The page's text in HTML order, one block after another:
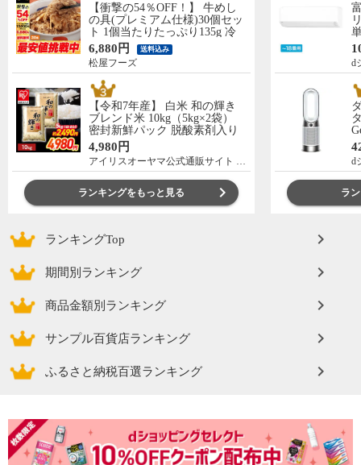
【衝撃の54％OFF！】 牛めし
の具(プレミアム仕様)30個セッ
ト 1個当たりたっぷり135g 冷
凍食品 松屋牛丼 当店のイチオ
シ 非常食
6,880円 送料込み
松屋フーズ
【令和7年産】 白米 和の輝き
ブレンド米 10kg（5kg×2袋）
密封新鮮パック 脱酸素剤入り
米 お米 低温製法米 アイリスオ
ーヤマ [食品]
4,980円
アイリスオーヤマ公式通販サイト アイリスプラザ
ランキングをもっと見る
d
d
ラ
ランキングTop
期間別ランキング
商品金額別ランキング
サンプル百貨店ランキング
ふるさと納税百選ランキング